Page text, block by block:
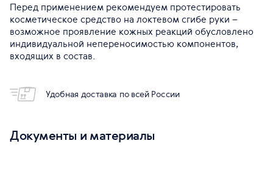
Перед применением рекомендуем протестировать
косметическое средство на локтевом сгибе руки –
возможное проявление кожных реакций обусловлено
индивидуальной непереносимостью компонентов,
входящих в состав.
Удобная доставка по всей России
Документы и материалы